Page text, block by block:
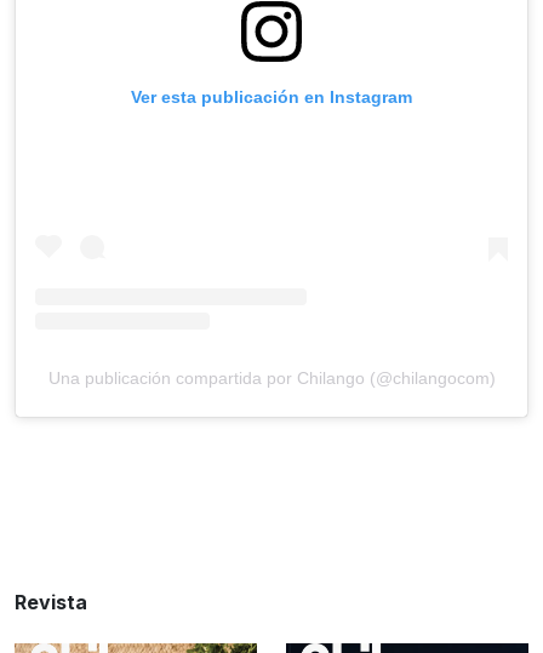
Ver esta publicación en Instagram
Una publicación compartida por Chilango (@chilangocom)
Revista